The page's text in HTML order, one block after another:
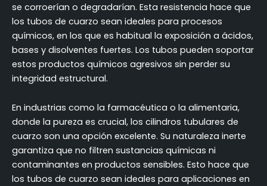
se corroerían o degradarían. Esta resistencia hace que
los tubos de cuarzo sean ideales para procesos
químicos, en los que es habitual la exposición a ácidos,
bases y disolventes fuertes. Los tubos pueden soportar
estos productos químicos agresivos sin perder su
integridad estructural.
En industrias como la farmacéutica o la alimentaria,
donde la pureza es crucial, los cilindros tubulares de
cuarzo son una opción excelente. Su naturaleza inerte
garantiza que no filtren sustancias químicas ni
contaminantes en productos sensibles. Esto hace que
los tubos de cuarzo sean ideales para aplicaciones en